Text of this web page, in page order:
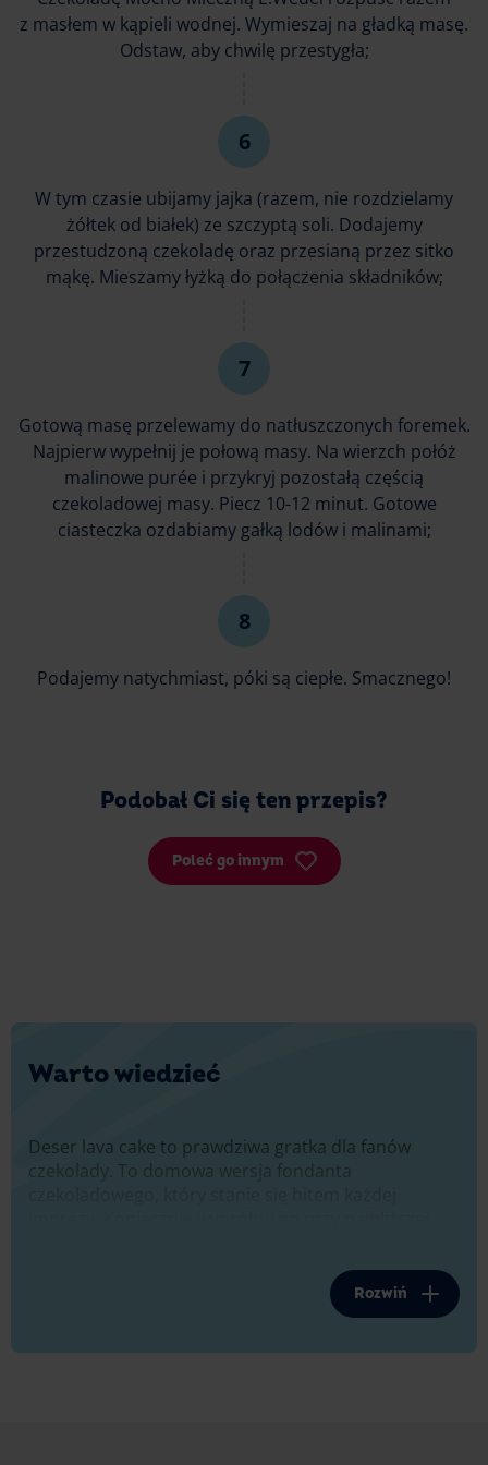
z masłem w kąpieli wodnej. Wymieszaj na gładką masę.
Odstaw, aby chwilę przestygła;
W tym czasie ubijamy jajka (razem, nie rozdzielamy
żółtek od białek) ze szczyptą soli. Dodajemy
przestudzoną czekoladę oraz przesianą przez sitko
mąkę. Mieszamy łyżką do połączenia składników;
Gotową masę przelewamy do natłuszczonych foremek.
Najpierw wypełnij je połową masy. Na wierzch połóż
malinowe purée i przykryj pozostałą częścią
czekoladowej masy. Piecz 10-12 minut. Gotowe
ciasteczka ozdabiamy gałką lodów i malinami;
Podajemy natychmiast, póki są ciepłe. Smacznego!
Podobał Ci się ten przepis?
Poleć go innym
Warto wiedzieć
Deser lava cake to prawdziwa gratka dla fanów
czekolady. To domowa wersja fondanta
Rozwiń